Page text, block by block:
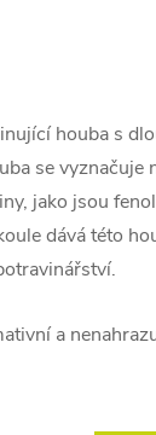
houba s
se
jako jsou
dává této
a